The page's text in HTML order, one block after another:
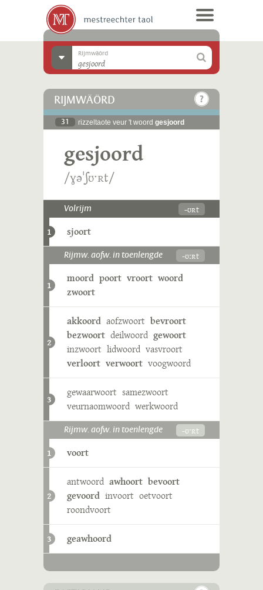
Rijmwäörd
RIJMWÄÖRD
31 rizzeltaote veur 't woord gesjoord
gesjoord
/ɣəˈʃʊˑʀt/
Volrijm -ʊʀt
1 sjoort
Rijmw. aofw. in toenlengde -ʊːʀt
1
moord poort vroort woord
zwoort
2
akkoord aofzwoort bevroort
bezwoort deilwoord gewoort
inzwoort lidwoord vasvroort
verloort verwoort voogwoord
3
gewaarwoort samezwoort
veurnaomwoord werkwoord
Rijmw. aofw. in toenlengde -ʊˑʀt
1 voort
2
antwoord awhoort bevoort
gevoord invoort oetvoort
roondvoort
3 geawhoord